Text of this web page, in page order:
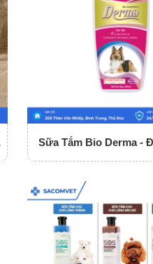
Sữa Tắm Bio Derma -